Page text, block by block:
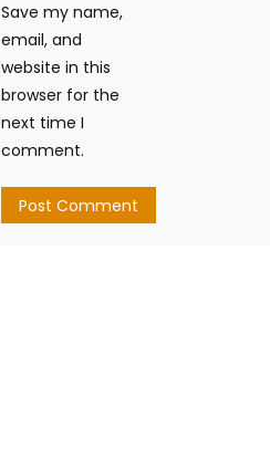
Save my name,
email, and
website in this
browser for the
next time I
comment.